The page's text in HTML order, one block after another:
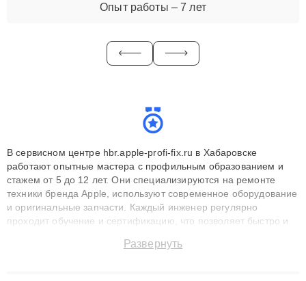
Опыт работы – 7 лет
В сервисном центре hbr.apple-profi-fix.ru в Хабаровске
работают опытные мастера с профильным образованием и
стажем от 5 до 12 лет. Они специализируются на ремонте
техники бренда Apple, используют современное оборудование
и оригинальные запчасти. Каждый инженер регулярно
проходит обучение и сертификацию, что позволяет быстро и
сохранением гарантии до 3 лет. Наши мастера решают
Развернуть